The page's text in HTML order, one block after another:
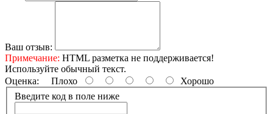
Ваш отзыв:
Примечание: HTML разметка не поддерживается!
Используйте обычный текст.
Оценка: Плохо
Хорошо
Введите код в поле ниже